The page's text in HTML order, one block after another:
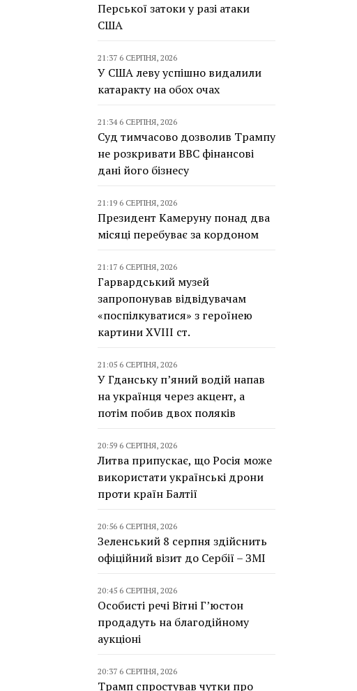
Перської затоки у разі атаки
США
21:37 6 СЕРПНЯ, 2026
У США леву успішно видалили
катаракту на обох очах
21:34 6 СЕРПНЯ, 2026
Суд тимчасово дозволив Трампу
не розкривати BBC фінансові
дані його бізнесу
21:19 6 СЕРПНЯ, 2026
Президент Камеруну понад два
місяці перебуває за кордоном
21:17 6 СЕРПНЯ, 2026
Гарвардський музей
запропонував відвідувачам
«поспілкуватися» з героїнею
картини XVIII ст.
21:05 6 СЕРПНЯ, 2026
У Гданську п’яний водій напав
на українця через акцент, а
потім побив двох поляків
20:59 6 СЕРПНЯ, 2026
Литва припускає, що Росія може
використати українські дрони
проти країн Балтії
20:56 6 СЕРПНЯ, 2026
Зеленський 8 серпня здійснить
офіційний візит до Сербії – ЗМІ
20:45 6 СЕРПНЯ, 2026
Особисті речі Вітні Г’юстон
продадуть на благодійному
аукціоні
20:37 6 СЕРПНЯ, 2026
Трамп спростував чутки про